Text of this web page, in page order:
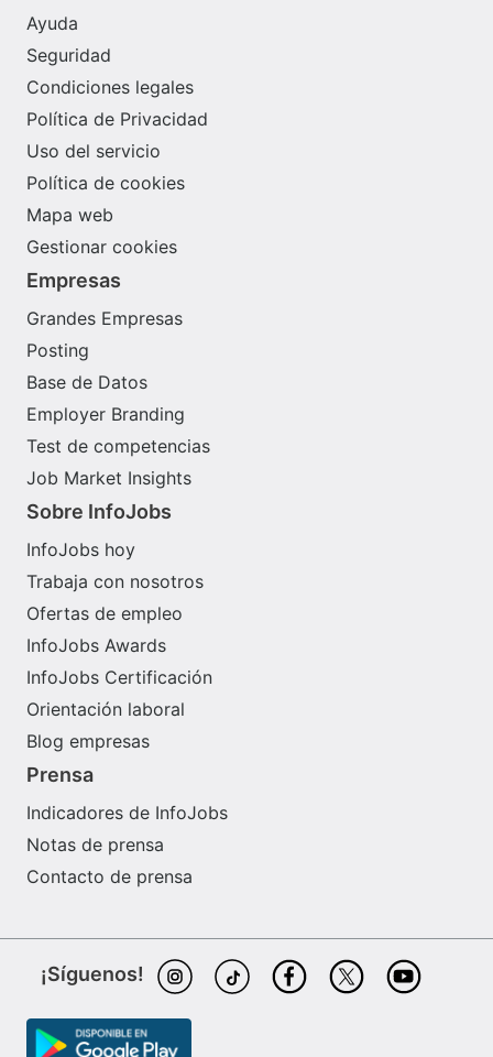
Ayuda
Seguridad
Condiciones legales
Política de Privacidad
Uso del servicio
Política de cookies
Mapa web
Gestionar cookies
Empresas
Grandes Empresas
Posting
Base de Datos
Employer Branding
Test de competencias
Job Market Insights
Sobre InfoJobs
InfoJobs hoy
Trabaja con nosotros
Ofertas de empleo
InfoJobs Awards
InfoJobs Certificación
Orientación laboral
Blog empresas
Prensa
Indicadores de InfoJobs
Notas de prensa
Contacto de prensa
¡Síguenos!